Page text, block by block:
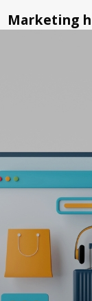
Marketing